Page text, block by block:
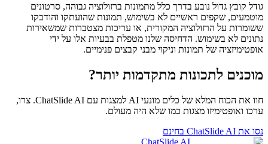
גודל קובץ גדול נובע בדרך כלל מתמונות ברזולוציה גבוהה, סרטונים
מוטמעים, שקפים ראשיים לא בשימוש, תמונות שהועתקו והודבקו
ששומרות על הרזולוציה המקורית, או עריכות מצטברות שמשאירות
נתונים לא בשימוש. הדחיסה שלנו מטפלת בבעיות אלו על ידי
אופטימיזציה של תמונות וניקוי מבני קבצים פנימיים.
מוכנים לתכונות מתקדמות יותר?
חוו את הכוח המלא של כלים מונעי AI למצגות עם ChatSlide AI. צרו,
ערכו ואופטימיזו מצגות כמו שלא היה מעולם.
נסו את ChatSlide AI בחינם
ChatSlide AI